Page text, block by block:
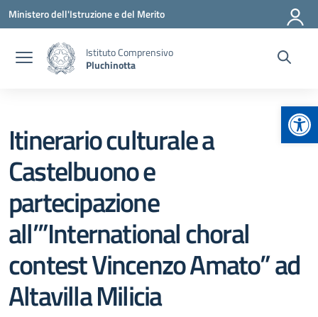
Vai ai contenuti
Vai al menu di navigazione
Vai al footer
Ministero dell'Istruzione e del Merito
Istituto Comprensivo
Pluchinotta
Itinerario culturale a
Castelbuono e
partecipazione
all’”International choral
contest Vincenzo Amato” ad
Altavilla Milicia